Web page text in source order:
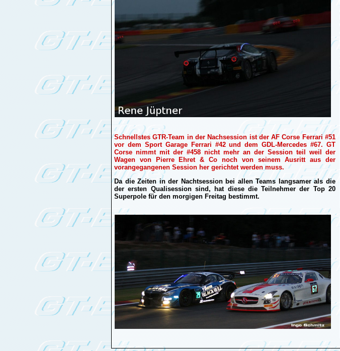
Schnellstes GTR-Team in der Nachsession ist der AF Corse Ferrari #51
vor dem Sport Garage Ferrari #42 und dem GDL-Mercedes #67. GT
Corse nimmt mit der #458 nicht mehr an der Session teil weil der
Wagen von Pierre Ehret & Co noch von seinem Ausritt aus der
vorangegangenen Session her gerichtet werden muss.
Da die Zeiten in der Nachtsession bei allen Teams langsamer als die
der ersten Qualisession sind, hat diese die Teilnehmer der Top 20
Superpole für den morgigen Freitag bestimmt.